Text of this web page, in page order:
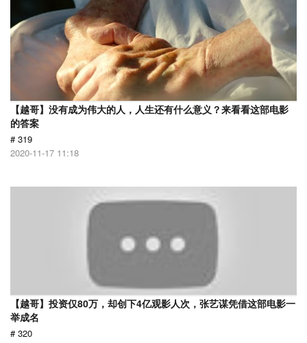
【越哥】没有成为伟大的人，人生还有什么意义？来看看这部电影
的答案
# 319
2020-11-17 11:18
【越哥】投资仅80万，却创下4亿观影人次，张艺谋凭借这部电影一
举成名
# 320